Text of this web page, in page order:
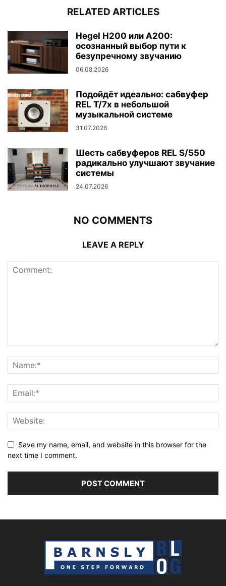
RELATED ARTICLES
Hegel H200 или A200:
осознанный выбор пути к
безупречному звучанию
06.08.2026
Подойдёт идеально: сабвуфер
REL T/7x в небольшой
музыкальной системе
31.07.2026
Шесть сабвуферов REL S/550
радикально улучшают звучание
системы
24.07.2026
NO COMMENTS
LEAVE A REPLY
Save my name, email, and website in this browser for the
next time I comment.